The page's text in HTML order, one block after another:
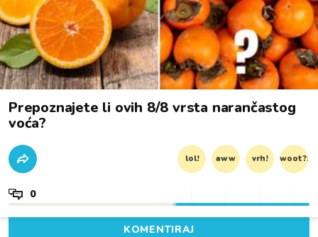
Prepoznajete li ovih 8/8 vrsta narančastog
voća?
lol! aww vrh! woot?!
0
KOMENTIRAJ